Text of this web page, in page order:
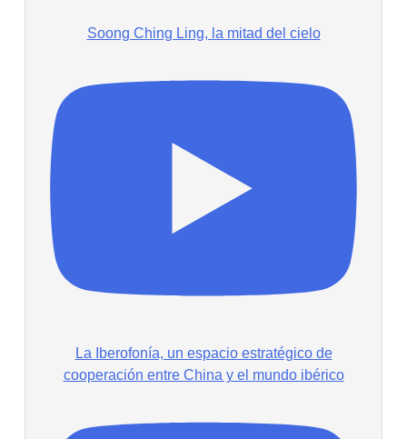
Soong Ching Ling, la mitad del cielo
La Iberofonía, un espacio estratégico de
cooperación entre China y el mundo ibérico